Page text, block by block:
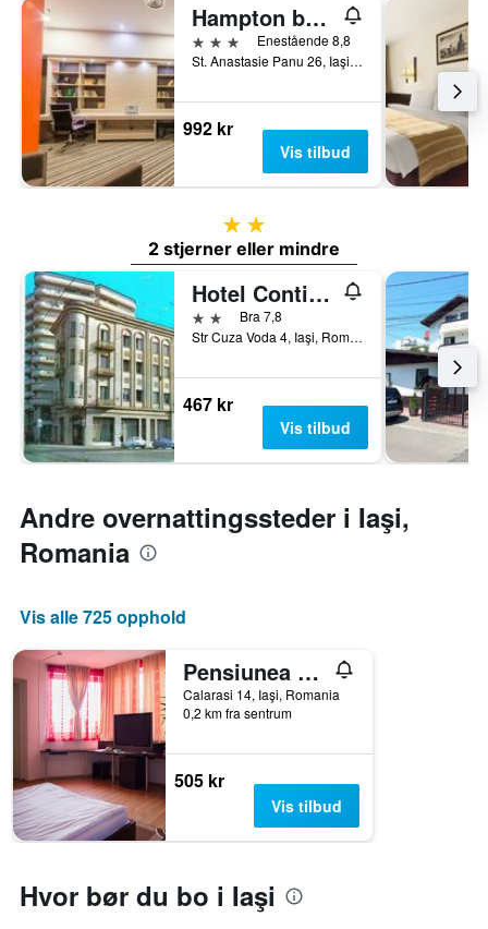
Hampton by Hilton Iasi
3 stjernerEnestående 8,8
St. Anastasie Panu 26, Iaşi, Romania
992 kr
Vis tilbud
2 stjerner
2 stjerner eller mindre
Hotel Continental City Center
2 stjernerBra 7,8
Str Cuza Voda 4, Iaşi, Romania
467 kr
Vis tilbud
Andre overnattingssteder i Iaşi,
Romania
Vis alle 725 opphold
Pensiunea Villa Grande
Calarasi 14, Iaşi, Romania
0,2 km fra sentrum
505 kr
Vis tilbud
Hvor bør du bo i Iaşi